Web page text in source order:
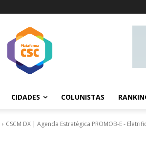
CIDADES COLUNISTAS
CSCM DX | Agenda Estratégica PROMOB-E -